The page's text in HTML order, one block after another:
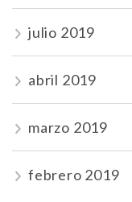
julio 2019
abril 2019
marzo 2019
febrero 2019